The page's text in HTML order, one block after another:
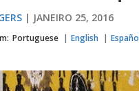
JANEIRO 25, 2016
Portuguese English